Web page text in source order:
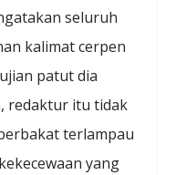
seluruh
kalimat cerpen
patut dia
redaktur itu tidak
terlampau
yang